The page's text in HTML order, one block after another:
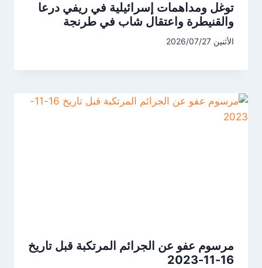
توغل ومداهمات إسرائيلية في ريفي درعا
والقنيطرة واعتقال شاب في طرنجة
الأثنين 2026/07/27
مرسوم عفو عن الجرائم المرتكبة قبل تاريخ
16-11-2023